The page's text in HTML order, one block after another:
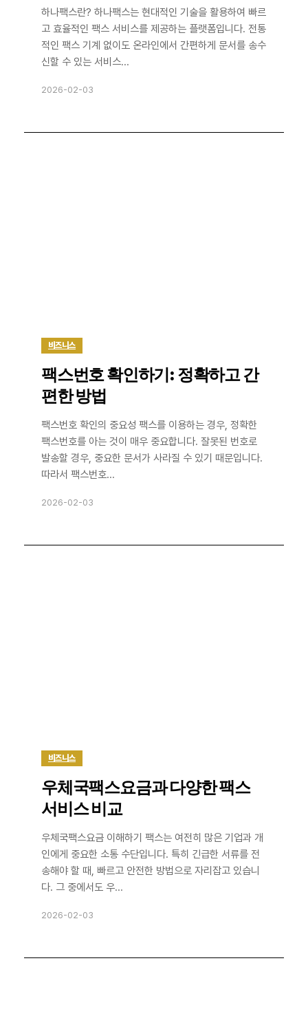
하나팩스란? 하나팩스는 현대적인 기술을 활용하여 빠르
고 효율적인 팩스 서비스를 제공하는 플랫폼입니다. 전통
적인 팩스 기계 없이도 온라인에서 간편하게 문서를 송수
신할 수 있는 서비스...
2026-02-03
비즈니스
팩스번호 확인하기: 정확하고 간
편한 방법
팩스번호 확인의 중요성 팩스를 이용하는 경우, 정확한
팩스번호를 아는 것이 매우 중요합니다. 잘못된 번호로
발송할 경우, 중요한 문서가 사라질 수 있기 때문입니다.
따라서 팩스번호...
2026-02-03
비즈니스
우체국팩스요금과 다양한 팩스
서비스 비교
우체국팩스요금 이해하기 팩스는 여전히 많은 기업과 개
인에게 중요한 소통 수단입니다. 특히 긴급한 서류를 전
송해야 할 때, 빠르고 안전한 방법으로 자리잡고 있습니
다. 그 중에서도 우...
2026-02-03